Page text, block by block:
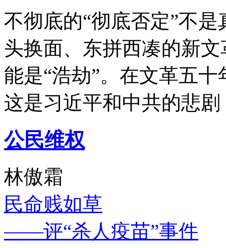
不彻底的“彻底否定”不
头换面、东拼西凑的新
能是“浩劫”。在文革五
这是习近平和中共的悲
公民维权
林傲霜
民命贱如草
——评“杀人疫苗”事件